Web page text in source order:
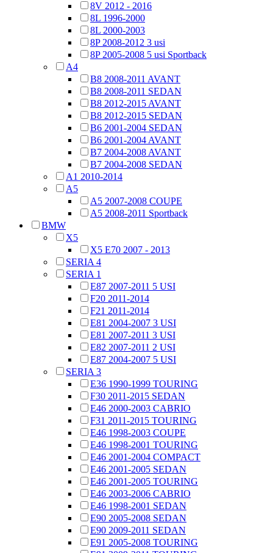
8V 2012 - 2016
8L 1996-2000
8L 2000-2003
8P 2008-2012 3 usi
8P 2005-2008 5 usi Sportback
A4
B8 2008-2011 AVANT
B8 2008-2011 SEDAN
B8 2012-2015 AVANT
B8 2012-2015 SEDAN
B6 2001-2004 SEDAN
B6 2001-2004 AVANT
B7 2004-2008 AVANT
B7 2004-2008 SEDAN
A1 2010-2014
A5
A5 2007-2008 COUPE
A5 2008-2011 Sportback
BMW
X5
X5 E70 2007 - 2013
SERIA 4
SERIA 1
E87 2007-2011 5 USI
F20 2011-2014
F21 2011-2014
E81 2004-2007 3 USI
E81 2007-2011 3 USI
E82 2007-2011 2 USI
E87 2004-2007 5 USI
SERIA 3
E36 1990-1999 TOURING
F30 2011-2015 SEDAN
E46 2000-2003 CABRIO
F31 2011-2015 TOURING
E46 1998-2003 COUPE
E46 1998-2001 TOURING
E46 2001-2004 COMPACT
E46 2001-2005 SEDAN
E46 2001-2005 TOURING
E46 2003-2006 CABRIO
E46 1998-2001 SEDAN
E90 2005-2008 SEDAN
E90 2009-2011 SEDAN
E91 2005-2008 TOURING